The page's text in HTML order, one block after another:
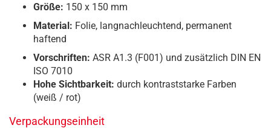
Größe: 150 x 150 mm
Material: Folie, langnachleuchtend, permanent
haftend
Vorschriften: ASR A1.3 (F001) und zusätzlich DIN EN
ISO 7010
Hohe Sichtbarkeit: durch kontraststarke Farben
(weiß / rot)
Verpackungseinheit